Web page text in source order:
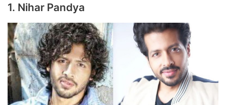
1. Nihar Pandya